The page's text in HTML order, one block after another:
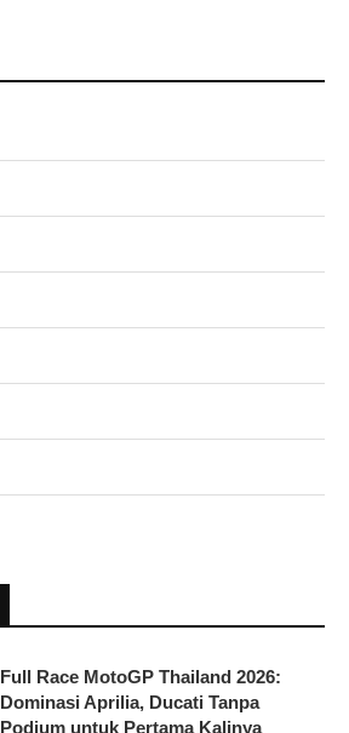
Full Race MotoGP Thailand 2026:
Dominasi Aprilia, Ducati Tanpa
Podium untuk Pertama Kalinya